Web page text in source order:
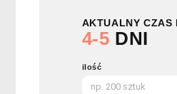
AKTUALNY CZAS
4-5 DNI
ilość